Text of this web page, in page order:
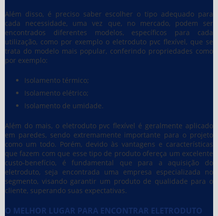
Além disso, é preciso saber escolher o tipo adequado para
cada necessidade, uma vez que, no mercado, podem ser
encontrados diferentes modelos, específicos para cada
utilização, como por exemplo o eletroduto pvc flexível, que se
trata do modelo mais popular, conferindo propriedades como
por exemplo:
Isolamento térmico;
Isolamento elétrico;
Isolamento de umidade.
Além do mais, o eletroduto pvc flexível é geralmente aplicado
em paredes, sendo extremamente importante para o projeto
como um todo. Porém, devido às vantagens e características
que fazem com que esse tipo de produto ofereça um excelente
custo-benefício, é fundamental que para a aquisição do
eletroduto, seja encontrada uma empresa especializada no
segmento, visando garantir um produto de qualidade para o
cliente, superando suas expectativas.
O MELHOR LUGAR PARA ENCONTRAR ELETRODUTO